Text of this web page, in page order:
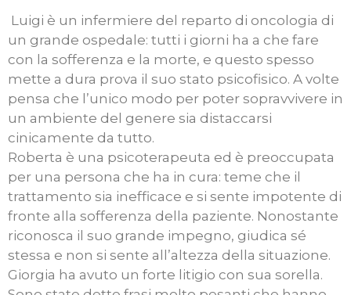
Luigi è un infermiere del reparto di oncologia di
un grande ospedale: tutti i giorni ha a che fare
con la sofferenza e la morte, e questo spesso
mette a dura prova il suo stato psicofisico. A volte
pensa che l’unico modo per poter sopravvivere in
un ambiente del genere sia distaccarsi
cinicamente da tutto.
Roberta è una psicoterapeuta ed è preoccupata
per una persona che ha in cura: teme che il
trattamento sia inefficace e si sente impotente di
fronte alla sofferenza della paziente. Nonostante
riconosca il suo grande impegno, giudica sé
stessa e non si sente all’altezza della situazione.
Giorgia ha avuto un forte litigio con sua sorella.